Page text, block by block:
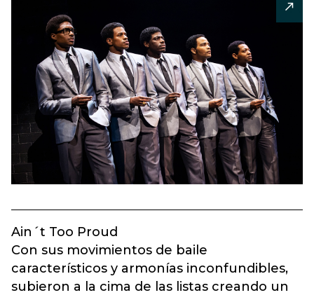
Ain´t Too Proud
Con sus movimientos de baile
característicos y armonías inconfundibles,
subieron a la cima de las listas creando un